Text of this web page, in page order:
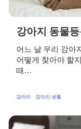
강아지 강아지 생활
강아지 동물
어느 날 우리 강아
어떻게 찾아야 할
때…